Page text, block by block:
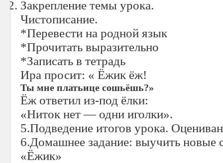
Закрепление темы урока.
Чистописание.
*Перевести на родной язык
*Прочитать выразительно
*Записать в тетрадь
Ира просит: « Ёжик ёж!
Ты мне платьице сошьёшь?»
Ёж ответил из-под ёлки:
«Ниток нет — одни иголки».
5.Подведение итогов урока.
6.Домашнее задание: выучить новые
«Ёжик»